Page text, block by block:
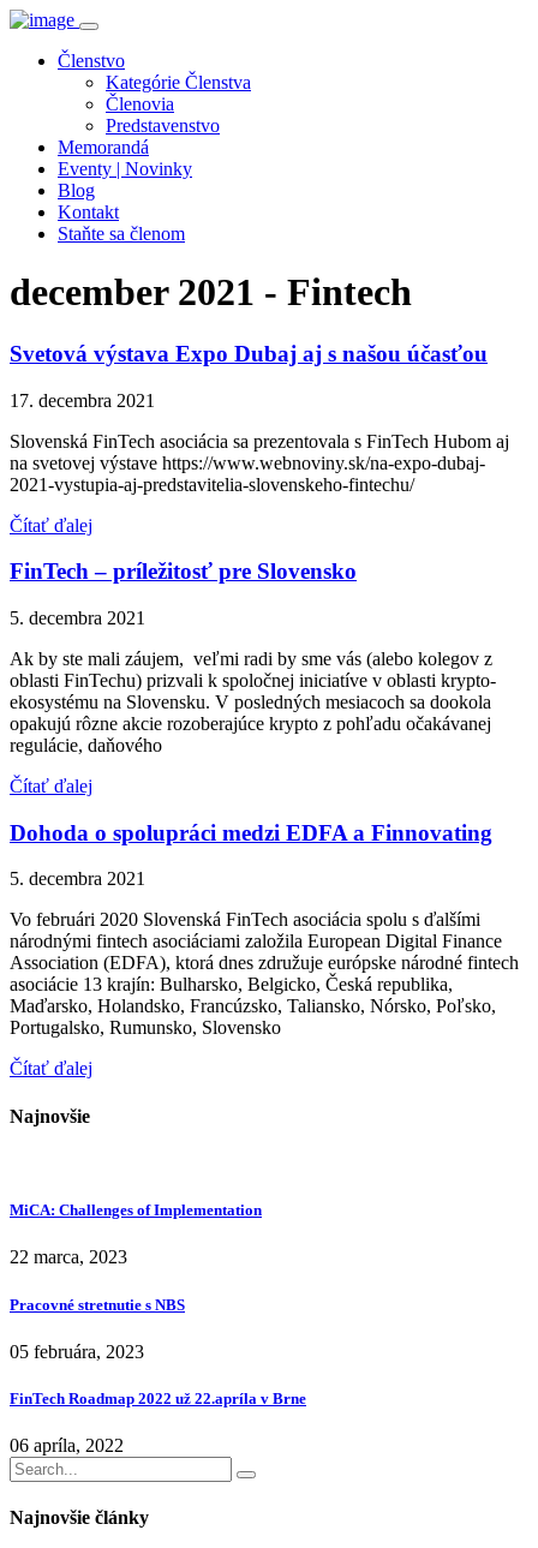
Členstvo
Kategórie Členstva
Členovia
Predstavenstvo
Memorandá
Eventy | Novinky
Blog
Kontakt
Staňte sa členom
december 2021 - Fintech
Svetová výstava Expo Dubaj aj s našou účasťou
17. decembra 2021
Slovenská FinTech asociácia sa prezentovala s FinTech Hubom aj
na svetovej výstave https://www.webnoviny.sk/na-expo-dubaj-
2021-vystupia-aj-predstavitelia-slovenskeho-fintechu/
Čítať ďalej
FinTech – príležitosť pre Slovensko
5. decembra 2021
Ak by ste mali záujem, veľmi radi by sme vás (alebo kolegov z
oblasti FinTechu) prizvali k spoločnej iniciatíve v oblasti krypto-
ekosystému na Slovensku. V posledných mesiacoch sa dookola
opakujú rôzne akcie rozoberajúce krypto z pohľadu očakávanej
regulácie, daňového
Čítať ďalej
Dohoda o spolupráci medzi EDFA a Finnovating
5. decembra 2021
Vo februári 2020 Slovenská FinTech asociácia spolu s ďalšími
národnými fintech asociáciami založila European Digital Finance
Association (EDFA), ktorá dnes združuje európske národné fintech
asociácie 13 krajín: Bulharsko, Belgicko, Česká republika,
Maďarsko, Holandsko, Francúzsko, Taliansko, Nórsko, Poľsko,
Portugalsko, Rumunsko, Slovensko
Čítať ďalej
Najnovšie
MiCA: Challenges of Implementation
22 marca, 2023
Pracovné stretnutie s NBS
05 februára, 2023
FinTech Roadmap 2022 už 22.apríla v Brne
06 apríla, 2022
Najnovšie články